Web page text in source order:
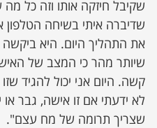
שקיבל חיזקה אותו וזה כל
שדיברה איתי בשיחה
את התהליך היום. היא
שיותר מהר כי המצב של
קשה. היום אני יכול להגיד
לא ידעתי אם זו אישה, גבר
שצריך תרומה של מח עצם".